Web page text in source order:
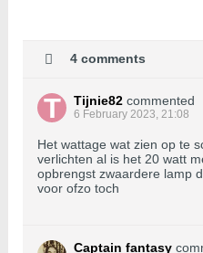
4 comments
Tijnie82 commented
6 February 2023, 21:08
Het wattage wat zien op te
verlichten al is het 20 watt
opbrengst zwaardere lamp
voor ofzo toch
Captain fantasy